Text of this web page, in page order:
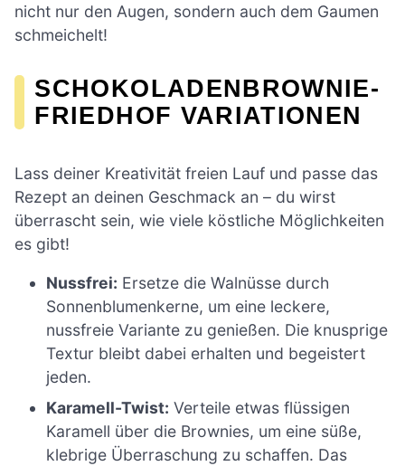
nicht nur den Augen, sondern auch dem Gaumen
schmeichelt!
SCHOKOLADENBROWNIE-
FRIEDHOF VARIATIONEN
Lass deiner Kreativität freien Lauf und passe das
Rezept an deinen Geschmack an – du wirst
überrascht sein, wie viele köstliche Möglichkeiten
es gibt!
Nussfrei: Ersetze die Walnüsse durch
Sonnenblumenkerne, um eine leckere,
nussfreie Variante zu genießen. Die knusprige
Textur bleibt dabei erhalten und begeistert
jeden.
Karamell-Twist: Verteile etwas flüssigen
Karamell über die Brownies, um eine süße,
klebrige Überraschung zu schaffen. Das